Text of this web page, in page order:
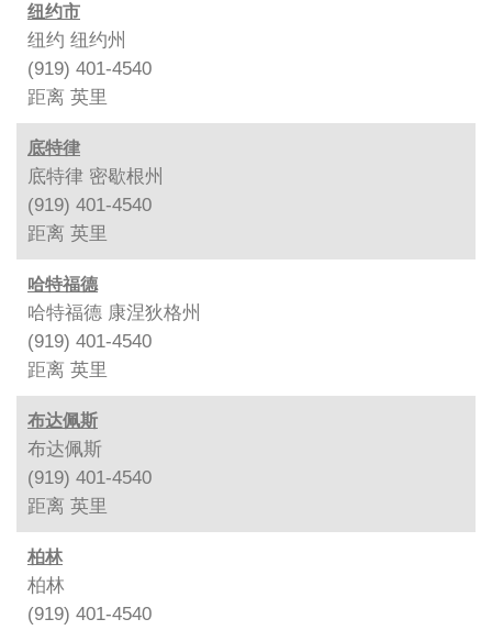
纽约市
纽约 纽约州
(919) 401-4540
距离 英里
底特律
底特律 密歇根州
(919) 401-4540
距离 英里
哈特福德
哈特福德 康涅狄格州
(919) 401-4540
距离 英里
布达佩斯
布达佩斯
(919) 401-4540
距离 英里
柏林
柏林
(919) 401-4540